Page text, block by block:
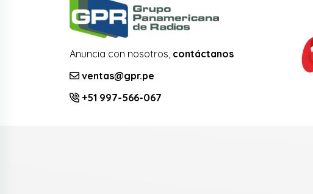
Anuncia con nosotros, contáctanos
ventas@gpr.pe
+51 997-566-067